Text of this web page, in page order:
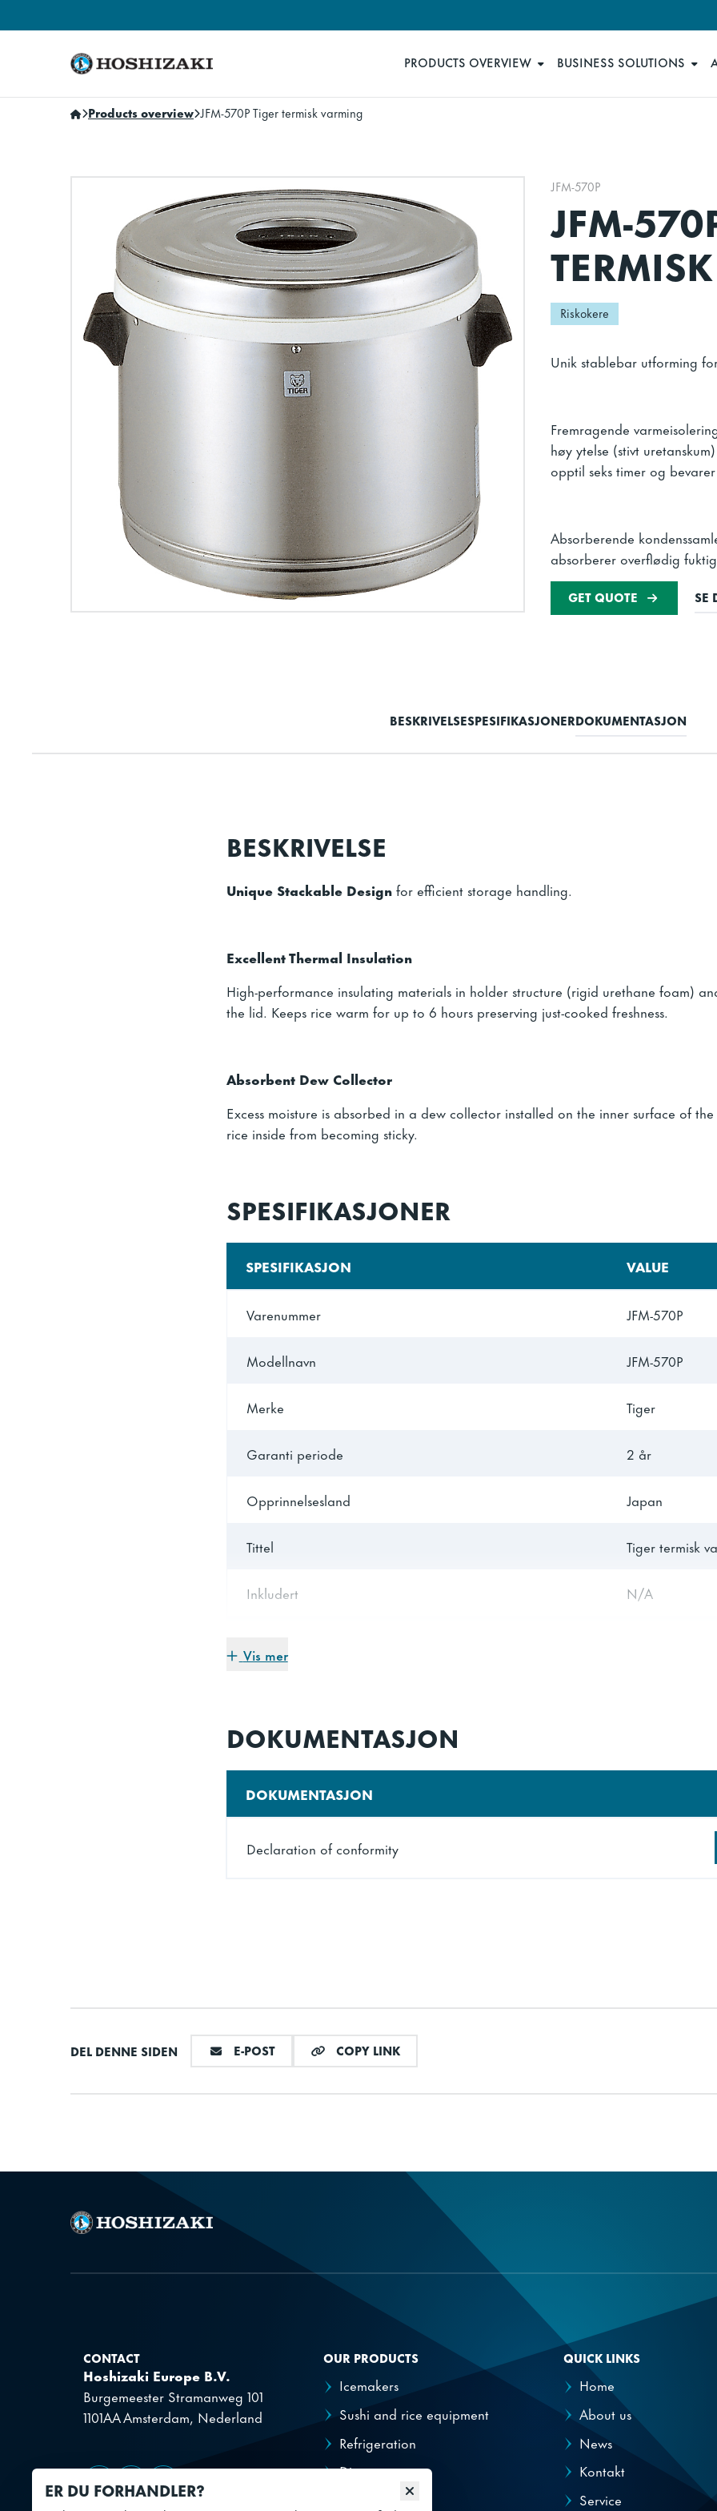
PRODUCTS OVERVIEW BUSINESS SOLUTIONS
Products overview JFM-570P Tiger termisk varming
JFM-570P
JFM-
Riskokere
Unik stablebar utforming
Fremragende
høy ytelse (stivt
opptil seks timer og bevarer
Absorberende
absorberer overflødig
GET QUOTE SE
BESKRIVELSESPESIFIKASJONERDOKUMENTASJON
BESKRIVELSE
Unique Stackable Designfor efficient storage handling.
Excellent Thermal Insulation
High-performance insulating materials in holder structure (rigid urethane foam)
the lid. Keeps rice warm for up to 6 hours preserving just-cooked freshness.
Absorbent Dew Collector
Excess moisture is absorbed in a dew collector installed on the inner surface of
rice inside from becoming sticky.
SPESIFIKASJONER
SPESIFIKASJON VALUE
Varenummer JFM-570P
Modellnavn JFM-570P
Merke Tiger
Garanti periode 2 år
Opprinnelsesland Japan
Tittel Tiger termisk
Inkludert N/A
Dybde
Utvendig Nikkelfritt
Innvendig
SKU
Vis mer
DOKUMENTASJON
DOKUMENTASJON
Declaration of conformity
DEL DENNE SIDEN E-POSTDEL VIA E-MAILCOPY LINKCOPY LINK
CONTACT
Hoshizaki Europe B.V.
Burgemeester Stramanweg 101
1101AA Amsterdam, Nederland
Gå til Facebook
Gå til YouTube
Gå til LinkedIn
OUR PRODUCTS
Icemakers
Sushi and rice equipment
Refrigeration
Dispensers
QUICK LINKS
Home
About us
News
Kontakt
Service
ER DU FORHANDLER?